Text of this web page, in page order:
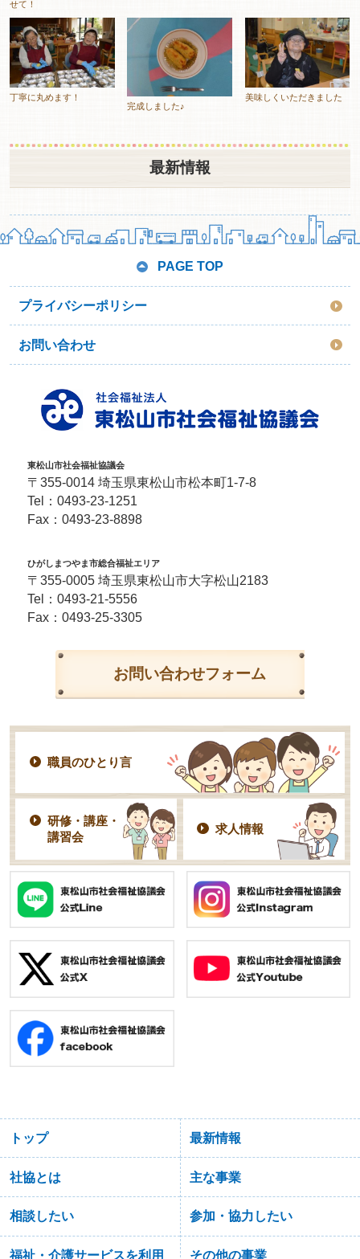
せて！
丁寧に丸めます！
完成しました♪
美味しくいただきました
最新情報
PAGE TOP
プライバシーポリシー
お問い合わせ
東松山市社会福祉協議会
〒355-0014 埼玉県東松山市松本町1-7-8
Tel： 0493-23-1251
Fax：0493-23-8898
ひがしまつやま市総合福祉エリア
〒355-0005 埼玉県東松山市大字松山2183
Tel： 0493-21-5556
Fax：0493-25-3305
お問い合わせフォーム
職員のひとり言
研修・講座・
講習会
求人情報
トップ 最新情報
社協とは 主な事業
相談したい 参加・協力したい
福祉・介護サービスを利用 その他の事業